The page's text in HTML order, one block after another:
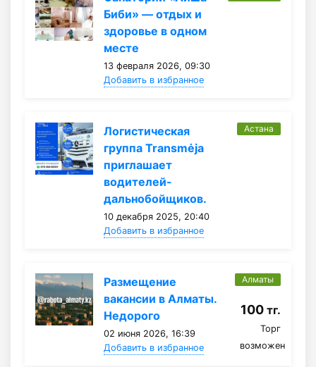
Биби» — отдых и
здоровье в одном
месте
13 февраля 2026, 09:30
Добавить в избранное
Логистическая
группа Transmėja
приглашает
водителей-
дальнобойщиков.
10 декабря 2025, 20:40
Добавить в избранное
Астана
Размещение
вакансии в Алматы.
Недорого
02 июня 2026, 16:39
Добавить в избранное
Алматы
100тг.
Торг
возможен